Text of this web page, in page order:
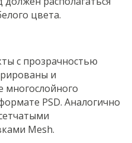
цвета.
с прозрачностью
и
многослойного
PSD. Аналогично
Mesh.